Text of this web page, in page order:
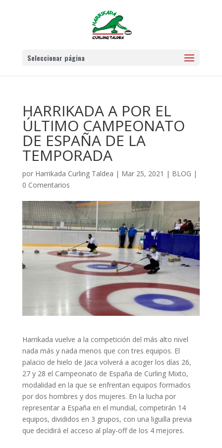
Seleccionar página
HARRIKADA A POR EL
ÚLTIMO CAMPEONATO
DE ESPAÑA DE LA
TEMPORADA
por Harrikada Curling Taldea | Mar 25, 2021 | BLOG |
0 Comentarios
Harrikada vuelve a la competición del más alto nivel
nada más y nada menos que con tres equipos. El
palacio de hielo de Jaca volverá a acoger los días 26,
27 y 28 el Campeonato de España de Curling Mixto,
modalidad en la que se enfrentan equipos formados
por dos hombres y dos mujeres. En la lucha por
representar a España en el mundial, competirán 14
equipos, divididos en 3 grupos, con una liguilla previa
que decidirá el acceso al play-off de los 4 mejores.